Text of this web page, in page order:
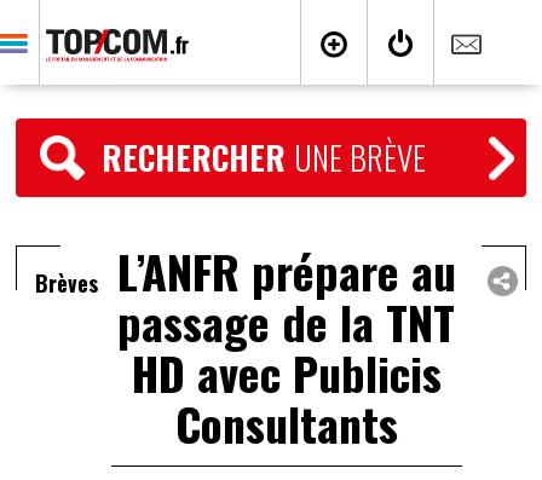
RECHERCHER UNE BRÈVE
Brèves L’ANFR prépare au
passage de la TNT
HD avec Publicis
Consultants